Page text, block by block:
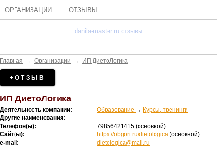
ОРГАНИЗАЦИИ ОТЗЫВЫ
danila-master.ru отзывы
Главная → Организации → ИП ДиетоЛогика
+ОТЗЫВ
ИП ДиетоЛогика
Деятельность компании: Образование → Курсы, тренинги
Другие наименования:
Телефон(ы):
79856421415 (основной)
Сайт(ы):
https://obgori.ru/dietologica (основной)
e-mail:
dietologica@mail.ru